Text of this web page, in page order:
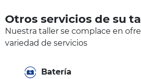
Otros servicios de su
Nuestra taller se complace en
variedad de servicios
Batería